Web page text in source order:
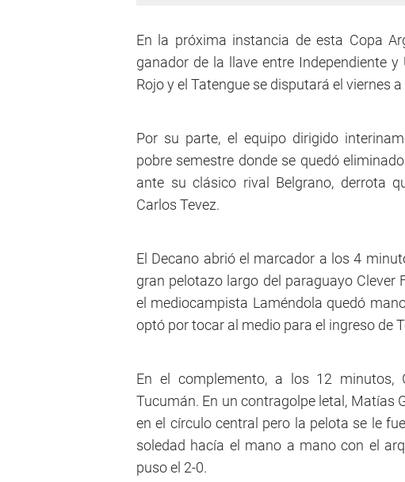
En la próxima instancia de esta Copa
ganador de la llave entre Independiente
Rojo y el Tatengue se disputará el viernes
Por su parte, el equipo dirigido
pobre semestre donde se quedó
ante su clásico rival Belgrano, derrota
Carlos Tevez.
El Decano abrió el marcador a los 4
gran pelotazo largo del paraguayo Clever
el mediocampista Laméndola quedó
optó por tocar al medio para el ingreso de
En el complemento, a los 12 minutos,
Tucumán. En un contragolpe letal, Matías
en el círculo central pero la pelota se le
soledad hacía el mano a mano con el
puso el 2-0.